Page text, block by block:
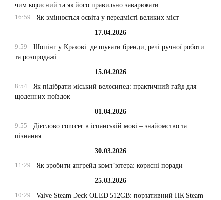
чим корисний та як його правильно заварювати
16:59
Як змінюється освіта у передмісті великих міст
17.04.2026
9:59
Шопінг у Кракові: де шукати бренди, речі ручної роботи
та розпродажі
15.04.2026
8:54
Як підібрати міський велосипед: практичний гайд для
щоденних поїздок
01.04.2026
9:55
Дієслово conocer в іспанській мові – знайомство та
пізнання
30.03.2026
11:29
Як зробити апгрейд комп’ютера: корисні поради
25.03.2026
10:29
Valve Steam Deck OLED 512GB: портативний ПК Steam